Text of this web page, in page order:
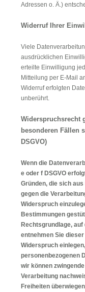
Adressen o. Ä.)
Widerruf Ihrer
Viele
ausdrücklichen
erteilte Einwilligung
Mitteilung per E-Mail
Widerruf erfolgten
unberührt.
Widerspruchsrecht
besonderen Fällen
DSGVO)
Wenn die
e oder f DSGVO
Gründen, die sich
gegen die
Widerspruch
Bestimmungen
Rechtsgrundlage, auf
entnehmen Sie
Widerspruch
personenbezogenen
wir können
Verarbeitung
Freiheiten